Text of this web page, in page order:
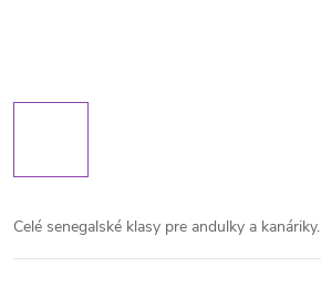
Celé senegalské klasy pre andulky a kanáriky.